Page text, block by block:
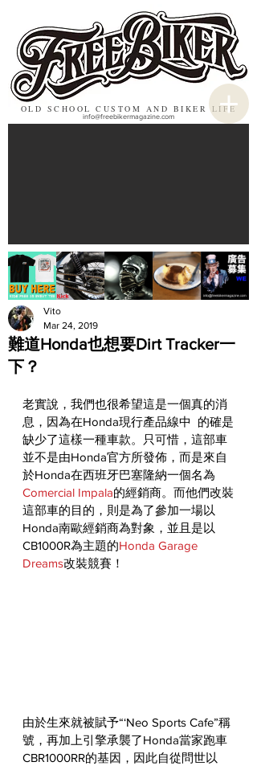
OLD SCHOOL CUSTOM AND BIKER LIFE
info@freebikermagazine.com
難道Honda也想要Dirt Tracker一
下？
Vito
Mar 24, 2019
老實說，我們也很希望這是一個真的消
息，因為在Honda現行產品線中  的確是
缺少了這樣一種車款。只可惜，這部車
並不是由Honda官方所發佈，而是來自
於Honda在西班牙巴塞隆納一個名為
Comercial Impala的經銷商。而他們改裝
這部車的目的，則是為了參加一場以
Honda南歐經銷商為對象，並且是以
CB1000R為主題的Honda Garage
Dreams改裝競賽！
由於生來就被賦予“‘Neo Sports Cafe”稱
號，再加上引擎承襲了Honda當家跑車
CBR1000RR的基因，因此自從問世以